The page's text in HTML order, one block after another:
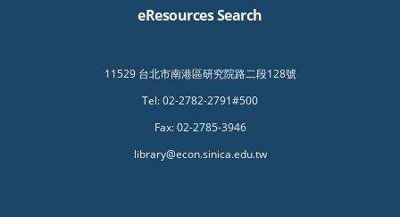
eResources Search
11529 台北市南港區研究院路二段128號
Tel: 02-2782-2791#500
Fax: 02-2785-3946
library@econ.sinica.edu.tw